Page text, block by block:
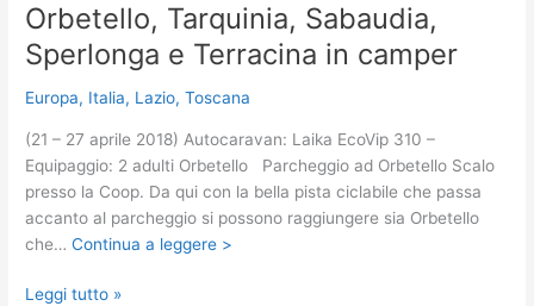
Orbetello, Tarquinia, Sabaudia,
Sperlonga e Terracina in camper
Europa, Italia, Lazio,Toscana
(21 – 27 aprile 2018) Autocaravan: Laika EcoVip 310 –
Equipaggio: 2 adulti Orbetello Parcheggio ad Orbetello Scalo
presso la Coop. Da qui con la bella pista ciclabile che passa
accanto al parcheggio si possono raggiungere sia Orbetello
che…Continua a leggere >
Orbetello,
Leggi tutto »